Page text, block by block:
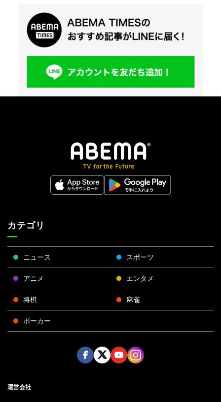
カテゴリ
ニュース スポーツ
アニメ エンタメ
将棋 麻雀
ポーカー
運営会社